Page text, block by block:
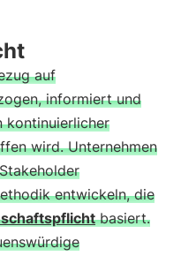
auf
informiert und
kontinuierlicher
wird. Unternehmen
entwickeln, die
basiert.